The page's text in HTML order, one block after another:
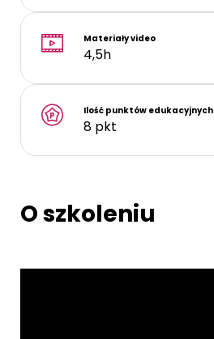
Materiały video
4,5h
Ilość punktów edukacyjnych
8 pkt
O szkoleniu